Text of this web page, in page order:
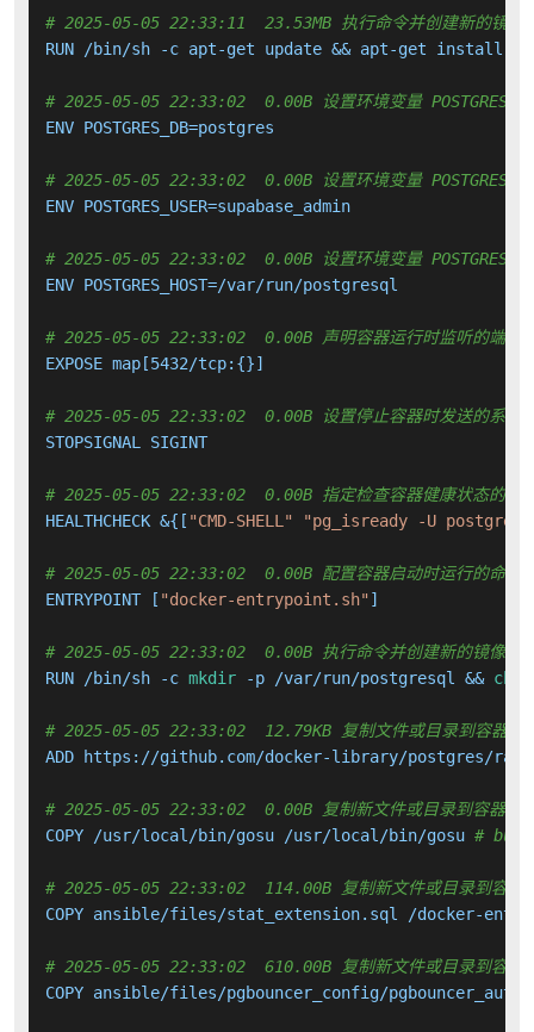
# 2025-05-05 22:33:11  23.53MB 执行命令并创建新的镜像
RUN /bin/sh -c apt-get update && apt-get install
# 2025-05-05 22:33:02  0.00B 设置环境变量
ENV POSTGRES_DB=postgres
# 2025-05-05 22:33:02  0.00B 设置环境变量
ENV POSTGRES_USER=supabase_admin
# 2025-05-05 22:33:02  0.00B 设置环境变量
ENV POSTGRES_HOST=/var/run/postgresql
# 2025-05-05 22:33:02  0.00B 声明容器运行时监听的端口
EXPOSE map[5432/tcp:{}]
# 2025-05-05 22:33:02  0.00B 设置停止容器时发送的系统
STOPSIGNAL SIGINT
# 2025-05-05 22:33:02  0.00B 指定检查容器健康状态的命
HEALTHCHECK &{[ "CMD-SHELL" "pg_isready -U
# 2025-05-05 22:33:02  0.00B 配置容器启动时运行的命令
ENTRYPOINT [ "docker-entrypoint.sh" ]
# 2025-05-05 22:33:02  0.00B 执行命令并创建新的镜像层
RUN /bin/sh -c mkdir -p /var/run/postgresql &&
# 2025-05-05 22:33:02  12.79KB 复制文件或目录到容器中
ADD https://github.com/docker-library/postgres/
# 2025-05-05 22:33:02  0.00B 复制新文件或目录到容器中
COPY /usr/local/bin/gosu /usr/local/bin/gosu #
# 2025-05-05 22:33:02  114.00B 复制新文件或目录到容器
COPY ansible/files/stat_extension.sql /docker-
# 2025-05-05 22:33:02  610.00B 复制新文件或目录到容器
COPY ansible/files/pgbouncer_config/